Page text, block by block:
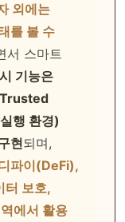
외에는
를 볼 수
서 스마트
기능은
행 환경)
현되며,
파이(DeFi),
터 보호,
에서 활용